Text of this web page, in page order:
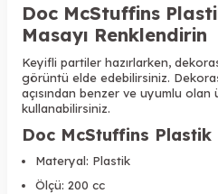
Doc McStuffins
Masayı Renklendirin
Keyifli partiler hazırlarken,
görüntü elde edebilirsiniz.
açısından benzer ve uyumlu olan
kullanabilirsiniz.
Doc McStuffins
Materyal: Plastik
Ölçü: 200 cc